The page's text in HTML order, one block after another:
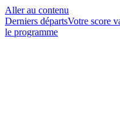
Aller au contenu
Derniers départsVotre score
le programme